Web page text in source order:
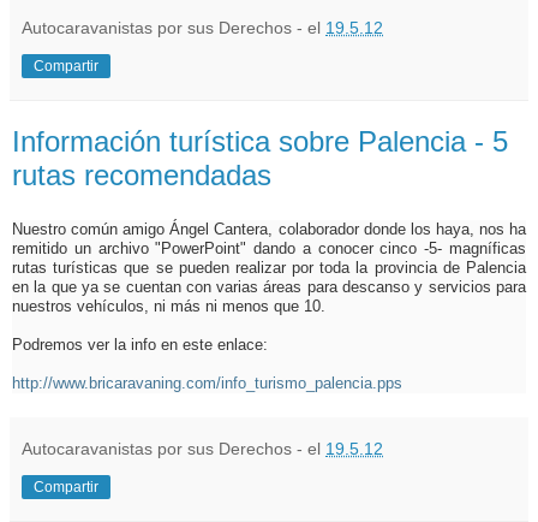
Autocaravanistas por sus Derechos - el 19.5.12
Compartir
Información turística sobre Palencia - 5
rutas recomendadas
Nuestro común amigo Ángel Cantera, colaborador donde los haya, nos ha
remitido un archivo "PowerPoint" dando a conocer cinco -5- magníficas
rutas turísticas que se pueden realizar por toda la provincia de Palencia
en la que ya se cuentan con varias áreas para descanso y servicios para
nuestros vehículos, ni más ni menos que 10.
Podremos ver la info en este enlace:
http://www.bricaravaning.com/info_turismo_palencia.pps
Autocaravanistas por sus Derechos - el 19.5.12
Compartir